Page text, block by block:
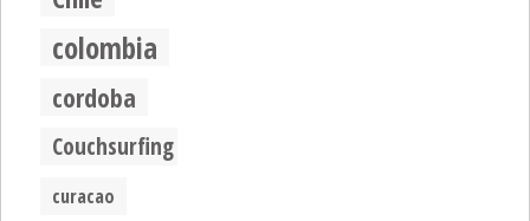
colombia
cordoba
Couchsurfing
curacao